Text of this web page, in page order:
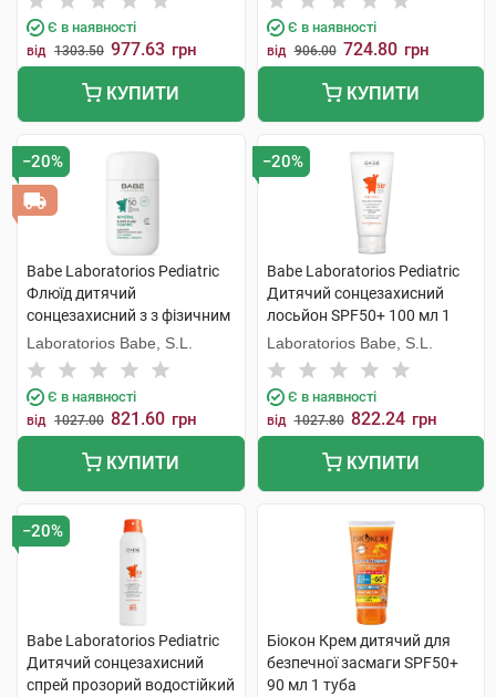
Є в наявності
від 1303.50 977.63 грн
КУПИТИ
Є в наявності
від 906.00 724.80 грн
КУПИТИ
−20%
Babe Laboratorios Pediatric
Флюїд дитячий
сонцезахисний з з фізичним
фільтром з пантенолом та
пребіотиком з SPF50 50 мл 1
флакон
Laboratorios Babe, S.L.
Є в наявності
від 1027.00 821.60 грн
КУПИТИ
−20%
Babe Laboratorios Pediatric
Дитячий сонцезахисний
лосьйон SPF50+ 100 мл 1
флакон
Laboratorios Babe, S.L.
Є в наявності
від 1027.80 822.24 грн
КУПИТИ
−20%
Babe Laboratorios Pediatric
Дитячий сонцезахисний
спрей прозорий водостійкий
Біокон Крем дитячий для
безпечної засмаги SPF50+
90 мл 1 туба